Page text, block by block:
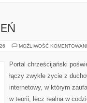
MOŻLIWOŚĆ
Portal chrześcijański
łączy zwykłe życie z
internetowy, w którym
w teorii, lecz realna w